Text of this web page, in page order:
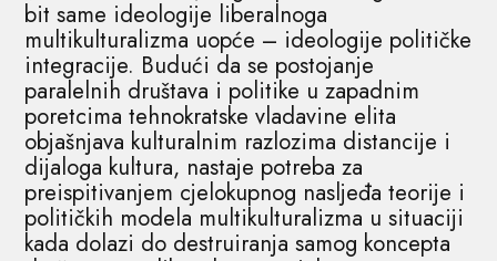
bit same ideologije liberalnoga
multikulturalizma uopće – ideologije političke
integracije. Budući da se postojanje
paralelnih društava i politike u zapadnim
poretcima tehnokratske vladavine elita
objašnjava kulturalnim razlozima distancije i
dijaloga kultura, nastaje potreba za
preispitivanjem cjelokupnog nasljeđa teorije i
političkih modela multikulturalizma u situaciji
kada dolazi do destruiranja samog koncepta